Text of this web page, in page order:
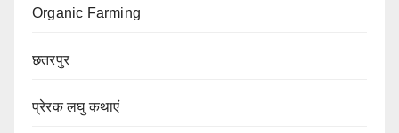
Organic Farming
छतरपुर
प्रेरक लघु कथाएं